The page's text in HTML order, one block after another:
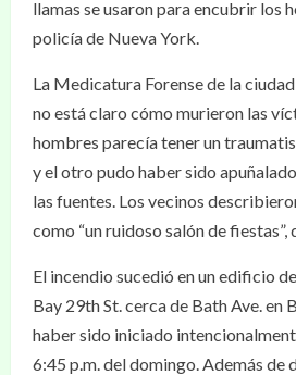
llamas se usaron para encubrir los
policía de Nueva York.
La Medicatura Forense de la
no está claro cómo murieron las
hombres parecía tener un
y el otro pudo haber sido
las fuentes. Los vecinos
como “un ruidoso salón de
El incendio sucedió en un edificio
Bay 29th St. cerca de Bath Ave. en
haber sido iniciado
6:45 p.m. del domingo. Además de